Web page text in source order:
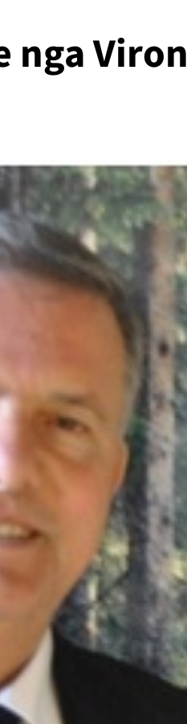
nga Viron